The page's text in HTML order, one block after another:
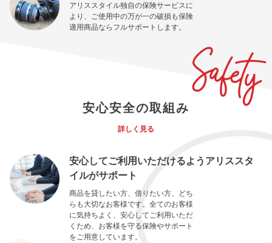
アリススタイル独自の保険サービスに
より、ご使用中の万が一の破損も保険
適用商品ならフルサポートします。
安心安全の取組み
詳しく見る
安心してご利用いただけるようアリススタ
イルがサポート
商品を貸したい方、借りたい方、どち
らも大切なお客様です。全てのお客様
に気持ちよく、安心してご利用いただ
くため、お客様を守る保険やサポート
をご用意しています。